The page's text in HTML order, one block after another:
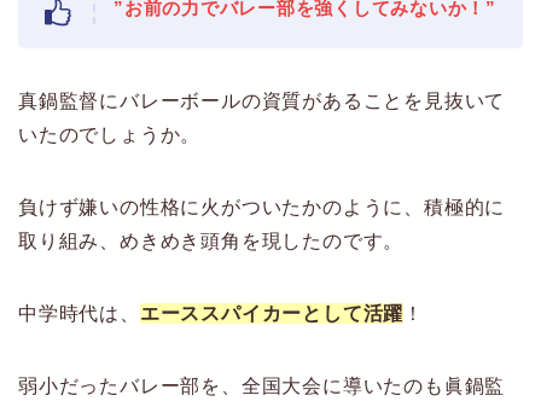
”お前の力でバレー部を強くしてみないか！”
真鍋監督にバレーボールの資質があることを見抜いて
いたのでしょうか。
負けず嫌いの性格に火がついたかのように、積極的に
取り組み、めきめき頭角を現したのです。
中学時代は、 エーススパイカーとして活躍 ！
弱小だったバレー部を、全国大会に導いたのも眞鍋監